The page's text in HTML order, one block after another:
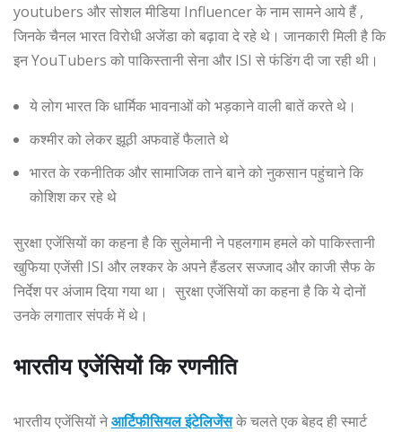
youtubers और सोशल मीडिया Influencer के नाम सामने आये हैं ,
जिनके चैनल भारत विरोधी अजेंडा को बढ़ावा दे रहे थे। जानकारी मिली है कि
इन YouTubers को पाकिस्तानी सेना और ISI से फंडिंग दी जा रही थी।
ये लोग भारत कि धार्मिक भावनाओं को भड़काने वाली बातें करते थे।
कश्मीर को लेकर झूठी अफवाहें फैलाते थे
भारत के रकनीतिक और सामाजिक ताने बाने को नुकसान पहुंचाने कि
कोशिश कर रहे थे
सुरक्षा एजेंसियों का कहना है कि सुलेमानी ने पहलगाम हमले को पाकिस्तानी
खुफिया एजेंसी ISI और लश्कर के अपने हैंडलर सज्जाद और काजी सैफ के
निर्देश पर अंजाम दिया गया था। सुरक्षा एजेंसियों का कहना है कि ये दोनों
उनके लगातार संपर्क में थे।
भारतीय एजेंसियों कि रणनीति
भारतीय एजेंसियों नेआर्टिफीसियल इंटेलिजेंसके चलते एक बेहद ही स्मार्ट